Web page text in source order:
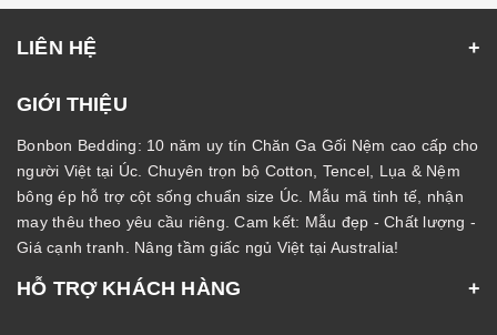
LIÊN HỆ
GIỚI THIỆU
Bonbon Bedding: 10 năm uy tín Chăn Ga Gối Nệm cao cấp cho
người Việt tại Úc. Chuyên trọn bộ Cotton, Tencel, Lụa & Nệm
bông ép hỗ trợ cột sống chuẩn size Úc. Mẫu mã tinh tế, nhận
may thêu theo yêu cầu riêng. Cam kết: Mẫu đẹp - Chất lượng -
Giá cạnh tranh. Nâng tầm giấc ngủ Việt tại Australia!
HỖ TRỢ KHÁCH HÀNG